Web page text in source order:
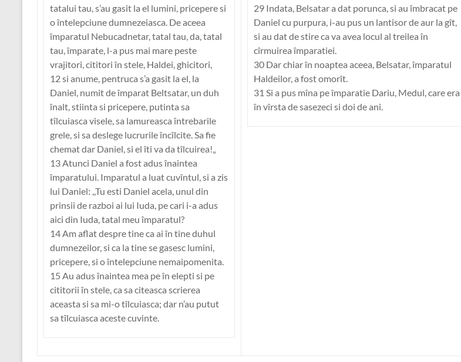
tatalui tau, s’au gasit la el lumini, pricepere si
o întelepciune dumnezeiasca. De aceea
împaratul Nebucadnetar, tatal tau, da, tatal
tau, împarate, l-a pus mai mare peste
vrajitori, cititori în stele, Haldei, ghicitori,
12 si anume, pentruca s’a gasit la el, la
Daniel, numit de împarat Beltsatar, un duh
înalt, stiinta si pricepere, putinta sa
tîlcuiasca visele, sa lamureasca întrebarile
grele, si sa deslege lucrurile încîlcite. Sa fie
chemat dar Daniel, si el îti va da tîlcuirea!„
13 Atunci Daniel a fost adus înaintea
împaratului. Imparatul a luat cuvîntul, si a zis
lui Daniel: ,,Tu esti Daniel acela, unul din
prinsii de razboi ai lui Iuda, pe cari i-a adus
aici din Iuda, tatal meu împaratul?
14 Am aflat despre tine ca ai în tine duhul
dumnezeilor, si ca la tine se gasesc lumini,
pricepere, si o întelepciune nemaipomenita.
15 Au adus înaintea mea pe în elepti si pe
cititorii în stele, ca sa citeasca scrierea
aceasta si sa mi-o tîlcuiasca; dar n’au putut
sa tîlcuiasca aceste cuvinte.
29 Indata, Belsatar a dat porunca, si au îmbracat pe
Daniel cu purpura, i-au pus un lantisor de aur la gît,
si au dat de stire ca va avea locul al treilea în
cîrmuirea împaratiei.
30 Dar chiar în noaptea aceea, Belsatar, împaratul
Haldeilor, a fost omorît.
31 Si a pus mîna pe împaratie Dariu, Medul, care era
în vîrsta de sasezeci si doi de ani.